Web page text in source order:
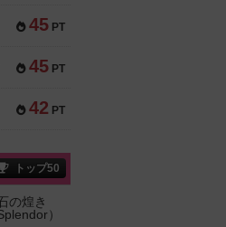
45 PT
45 PT
42 PT
トップ50